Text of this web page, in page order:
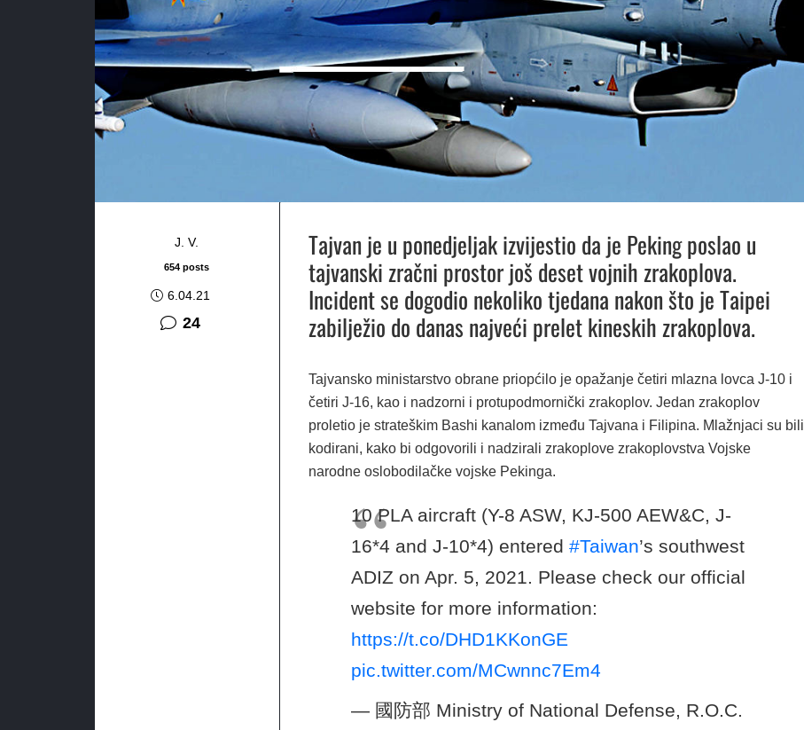
J. V.
654 posts
6.04.21
24komentara
Tajvan je u ponedjeljak izvijestio da je Peking poslao u
tajvanski zračni prostor još deset vojnih zrakoplova.
Incident se dogodio nekoliko tjedana nakon što je Taipei
zabilježio do danas najveći prelet kineskih zrakoplova.
Tajvansko ministarstvo obrane priopćilo je opažanje četiri mlazna lovca J-10 i
četiri J-16, kao i nadzorni i protupodmornički zrakoplov. Jedan zrakoplov
proletio je strateškim Bashi kanalom između Tajvana i Filipina. Mlažnjaci su bili
kodirani, kako bi odgovorili i nadzirali zrakoplove zrakoplovstva Vojske
narodne oslobodilačke vojske Pekinga.
10 PLA aircraft (Y-8 ASW, KJ-500 AEW&C, J-
16*4 and J-10*4) entered #Taiwan’s southwest
ADIZ on Apr. 5, 2021. Please check our official
website for more information:
https://t.co/DHD1KKonGE
pic.twitter.com/MCwnnc7Em4
— 國防部 Ministry of National Defense, R.O.C.